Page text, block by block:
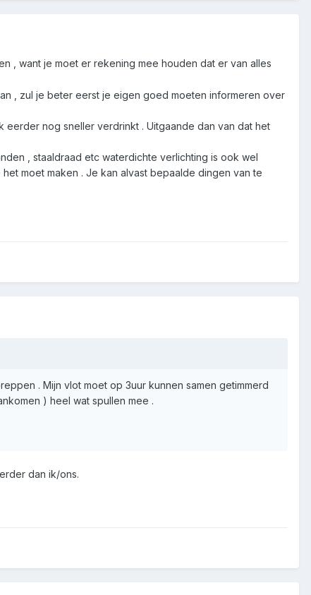
, want je moet er rekening mee houden dat er van alles
, zul je beter eerst je eigen goed moeten informeren over
nog sneller verdrinkt . Uitgaande dan van dat het
, staaldraad etc waterdichte verlichting is ook wel
moet maken . Je kan alvast bepaalde dingen van te
. Mijn vlot moet op 3uur kunnen samen getimmerd
) heel wat spullen mee .
dan ik/ons.